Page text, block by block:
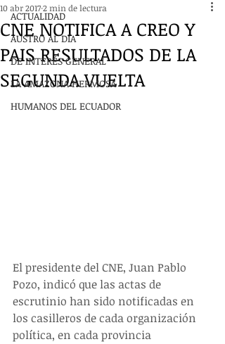
ACTUALIDAD
AUSTRO AL DÍA
DE INTERÉS GENERAL
LA AMAZONA HERMOSA
HUMANOS DEL ECUADOR
CNE NOTIFICA A CREO Y
PAIS RESULTADOS DE LA
SEGUNDA VUELTA
10 abr 20172 min de lectura
El presidente del CNE, Juan Pablo
Pozo, indicó que las actas de
escrutinio han sido notificadas en
los casilleros de cada organización
política, en cada provincia